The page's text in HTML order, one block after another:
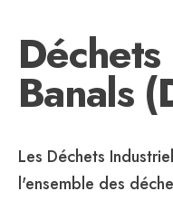
Banals
Les Déchets
l'ensemble des